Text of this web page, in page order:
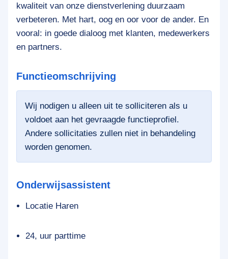
kwaliteit van onze dienstverlening duurzaam
verbeteren. Met hart, oog en oor voor de ander. En
vooral: in goede dialoog met klanten, medewerkers
en partners.
Functieomschrijving
Wij nodigen u alleen uit te solliciteren als u
voldoet aan het gevraagde functieprofiel.
Andere sollicitaties zullen niet in behandeling
worden genomen.
Onderwijsassistent
Locatie Haren
24, uur parttime